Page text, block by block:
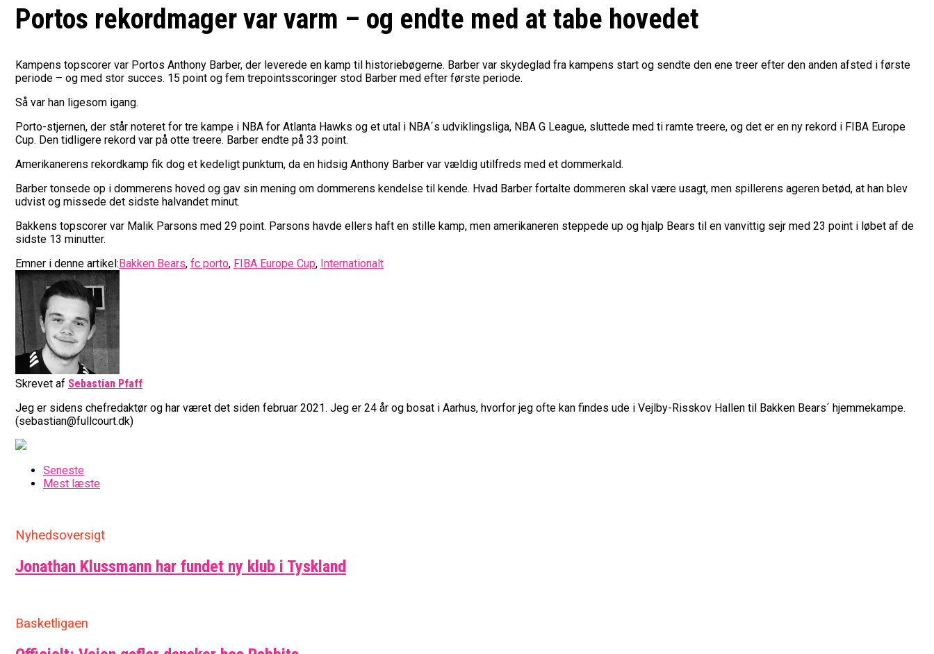
Portos rekordmager var varm – og endte med at tabe hovedet
Kampens topscorer var Portos Anthony Barber, der leverede en kamp til historiebøgerne. Barber var skydeglad fra kampens start og sendte den ene treer efter den anden afsted i første
periode – og med stor succes. 15 point og fem trepointsscoringer stod Barber med efter første periode.
Så var han ligesom igang.
Porto-stjernen, der står noteret for tre kampe i NBA for Atlanta Hawks og et utal i NBA´s udviklingsliga, NBA G League, sluttede med ti ramte treere, og det er en ny rekord i FIBA Europe
Cup. Den tidligere rekord var på otte treere. Barber endte på 33 point.
Amerikanerens rekordkamp fik dog et kedeligt punktum, da en hidsig Anthony Barber var vældig utilfreds med et dommerkald.
Barber tonsede op i dommerens hoved og gav sin mening om dommerens kendelse til kende. Hvad Barber fortalte dommeren skal være usagt, men spillerens ageren betød, at han blev
udvist og missede det sidste halvandet minut.
Bakkens topscorer var Malik Parsons med 29 point. Parsons havde ellers haft en stille kamp, men amerikaneren steppede up og hjalp Bears til en vanvittig sejr med 23 point i løbet af de
sidste 13 minutter.
Emner i denne artikel:Bakken Bears, fc porto, FIBA Europe Cup, Internationalt
Skrevet af Sebastian Pfaff
Jeg er sidens chefredaktør og har været det siden februar 2021. Jeg er 24 år og bosat i Aarhus, hvorfor jeg ofte kan findes ude i Vejlby-Risskov Hallen til Bakken Bears´ hjemmekampe.
(sebastian@fullcourt.dk)
Seneste
Mest læste
Nyhedsoversigt
Jonathan Klussmann har fundet ny klub i Tyskland
Basketligaen